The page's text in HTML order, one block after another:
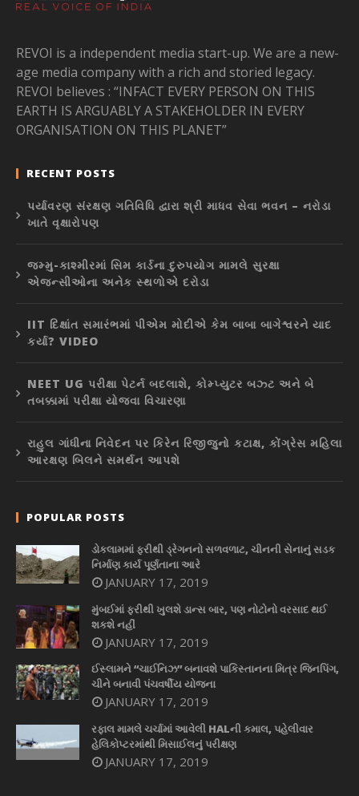
REVOI is a independent media start-up. We are a new-
age media company with a rich and storied legacy.
REVOI believes : “INFACT EVERY PERSON ON THIS
EARTH IS ARGUABLY A STAKEHOLDER IN EVERY
ORGANISATION ON THIS PLANET”
RECENT POSTS
પર્યાવરણ સંરક્ષણ ગતિવિધિ દ્વારા શ્રી માધવ સેવા ભવન – નરોડા
ખાતે વૃક્ષારોપણ
જમ્મુ-કાશ્મીરમાં સિમ કાર્ડના દુરુપયોગ મામલે સુરક્ષા
એજન્સીઓના અનેક સ્થળોએ દરોડા
IIT દિક્ષાંત સમારંભમાં પીએમ મોદીએ કેમ બાબા બાગેશ્વરને યાદ
કર્યા? VIDEO
NEET UG પરીક્ષા પેટર્ન બદલાશે, કોમ્પ્યુટર બઝ્ટ અને બે
તબક્કામાં પરીક્ષા યોજવા વિચારણા
રાહુલ ગાંધીના નિવેદન પર કિરેન રિજીજુનો કટાક્ષ, કોંગ્રેસ મહિલા
આરક્ષણ બિલને સમર્થન આપશે
POPULAR POSTS
ડોકલામમાં ફરીથી ડ્રેગનનો સળવળાટ, ચીનની સેનાનું સડક
નિર્માણ કાર્ય પૂર્ણતાના આરે
JANUARY 17, 2019
મુંબઈમાં ફરીથી ખુલશે ડાન્સ બાર, પણ નોટોનો વરસાદ થઈ
શકશે નહીં
JANUARY 17, 2019
ઈસ્લામને “ચાઈનિઝ” બનાવશે પાકિસ્તાનના મિત્ર જિનપિંગ,
ચીને બનાવી પંચવર્ષીય યોજના
JANUARY 17, 2019
રફાલ મામલે ચર્ચામાં આવેલી HALની કમાલ, પહેલીવાર
હેલિકોપ્ટરમાંથી મિસાઈલનું પરીક્ષણ
JANUARY 17, 2019